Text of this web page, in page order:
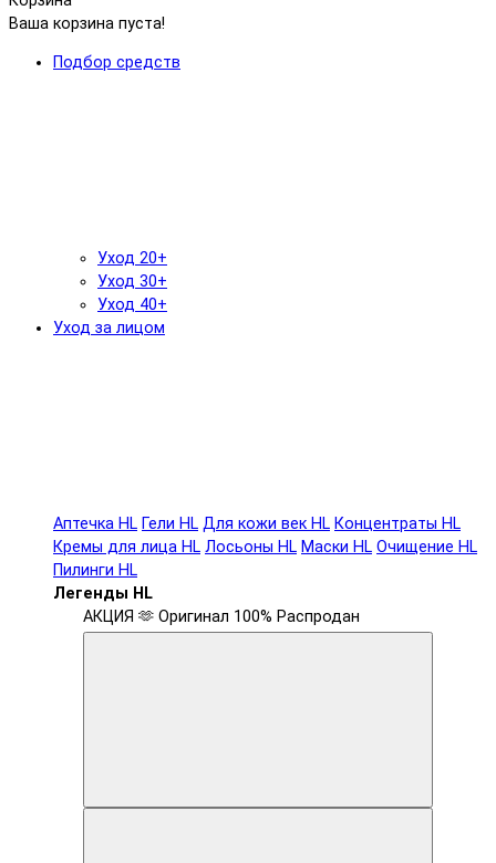
Ваша корзина пуста!
Подбор средств
Уход 20+
Уход 30+
Уход 40+
Уход за лицом
Аптечка HL Гели HL Для кожи век HL Концентраты HL
Кремы для лица HL Лосьоны HL Маски HL Очищение HL
Пилинги HL
Легенды HL
АКЦИЯ 🫶 Оригинал 100% Распродан